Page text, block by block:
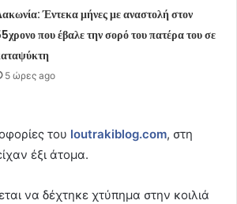
Έντεκα μήνες με αναστολή στον
που έβαλε την σορό του πατέρα του σε
5 ώρες ago
του loutrakiblog.com, στη
έξι άτομα.
να δέχτηκε χτύπημα στην κοιλιά